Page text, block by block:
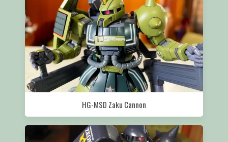
HG-MSD Zaku Cannon